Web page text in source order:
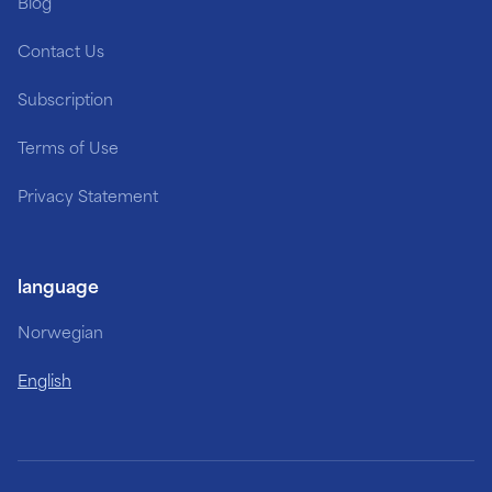
Blog
Contact Us
Subscription
Terms of Use
Privacy Statement
language
Norwegian
English